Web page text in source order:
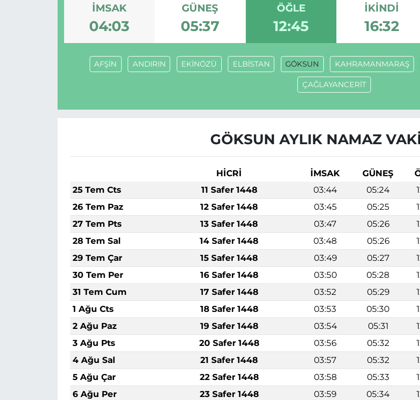
İMSAK
04:03
GÜNEŞ
05:37
ÖĞLE
12:45
İKINDI
16:32
AFŞİN ANDIRIN EKİNÖZÜ ELBİSTAN GÖKSUN KAHRAMANMARAŞ
ÇAĞLAYANCERİT
GÖKSUN AYLIK NAMAZ
HİCRİ İMSAK GÜNEŞ
25 Tem Cts
11 Safer 1448 03:44 05:24
26 Tem Paz
12 Safer 1448 03:45 05:25
27 Tem Pts
13 Safer 1448 03:47 05:26
28 Tem Sal
14 Safer 1448 03:48 05:26
29 Tem Çar
15 Safer 1448 03:49 05:27
30 Tem Per
16 Safer 1448 03:50 05:28
31 Tem Cum
17 Safer 1448 03:52 05:29
1 Ağu Cts
18 Safer 1448 03:53 05:30
2 Ağu Paz
19 Safer 1448 03:54 05:31
3 Ağu Pts
20 Safer 1448 03:56 05:32
4 Ağu Sal
21 Safer 1448 03:57 05:32
5 Ağu Çar
22 Safer 1448 03:58 05:33
6 Ağu Per
23 Safer 1448 03:59 05:34
ESKİŞEHİRSPOR